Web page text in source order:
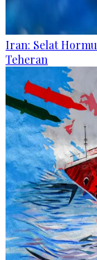
Iran: Selat
Teheran